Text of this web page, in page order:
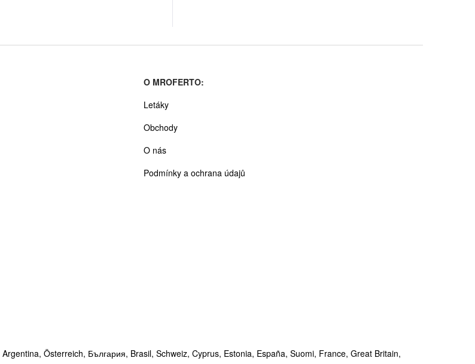
O MROFERTO:
Letáky
Obchody
O nás
Podmínky a ochrana údajů
Argentina, Österreich, България, Brasil, Schweiz, Cyprus, Estonia, España, Suomi, France, Great Britain,